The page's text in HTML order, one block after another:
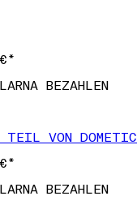
BEZAHLEN
TEIL VON DOMETIC
BEZAHLEN